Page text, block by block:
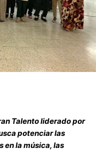
Talento liderado por
potenciar las
en la música, las